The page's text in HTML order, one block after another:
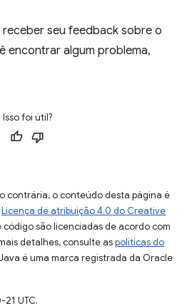
seu feedback sobre o
encontrar algum problema,
Isso foi útil?
contrária, o conteúdo desta página é
Licença de atribuição 4.0 do Creative
código são licenciadas de acordo com
detalhes, consulte aspolíticas do
é uma marca registrada da Oracle
UTC.